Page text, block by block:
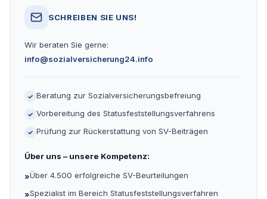
SCHREIBEN SIE UNS!
Wir beraten Sie gerne:
info@sozialversicherung24.info
✓ Beratung zur Sozialversicherungsbefreiung
✓ Vorbereitung des Statusfeststellungsverfahrens
✓ Prüfung zur Rückerstattung von SV-Beiträgen
Über uns – unsere Kompetenz:
»Über 4.500 erfolgreiche SV-Beurteilungen
»Spezialist im Bereich Statusfeststellungsverfahren